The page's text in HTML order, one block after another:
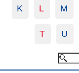
K L M
T U